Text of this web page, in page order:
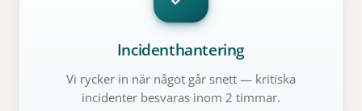
Incidenthantering
Vi rycker in när något går snett — kritiska
incidenter besvaras inom 2 timmar.